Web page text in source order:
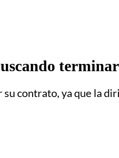
contrato, ya que la